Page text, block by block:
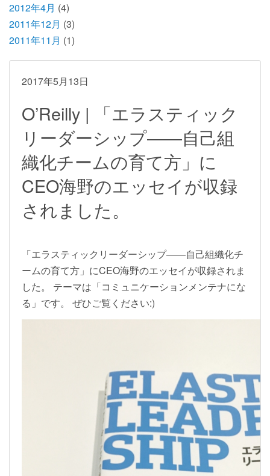
2012年4月 (4)
2011年12月 (3)
2011年11月 (1)
2017年5月13日
O’Reilly | 「エラスティック
リーダーシップ――自己組
織化チームの育て方」に
CEO海野のエッセイが収録
されました。
「エラスティックリーダーシップ――自己組織化チ
ームの育て方」にCEO海野のエッセイが収録されま
した。 テーマは「コミュニケーションメンテナにな
る」です。 ぜひご覧ください:)